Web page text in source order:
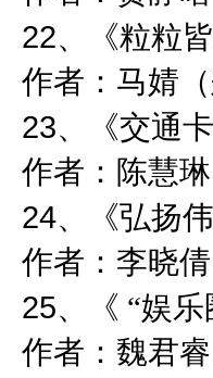
22、《粒粒
作者：马婧（
23、《交通
作者：陈慧琳
24、《弘扬
作者：李晓倩
25、《 “娱
作者：魏君睿